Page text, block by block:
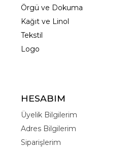
Örgü ve Dokuma
Kağıt ve Linol
Tekstil
Logo
HESABIM
Üyelik Bilgilerim
Adres Bilgilerim
Siparişlerim